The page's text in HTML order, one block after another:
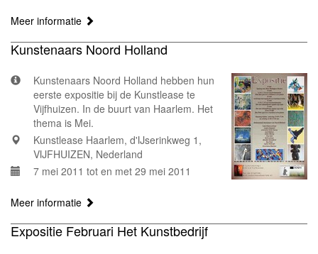
Meer informatie
Kunstenaars Noord Holland
Kunstenaars Noord Holland hebben hun
eerste expositie bij de Kunstlease te
Vijfhuizen. In de buurt van Haarlem. Het
thema is Mei.
Kunstlease Haarlem, d'IJserinkweg 1,
VIJFHUIZEN, Nederland
7 mei 2011 tot en met 29 mei 2011
Meer informatie
Expositie Februari Het Kunstbedrijf